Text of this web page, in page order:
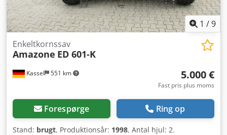
1 /9
Kassel 551 km
Enkeltkornssav
Amazone ED 601-K
5.000 €
Fast pris plus moms
Forespørge Ring op
Stand: brugt, Produktionsår: 1998, Antal hjul: 2.